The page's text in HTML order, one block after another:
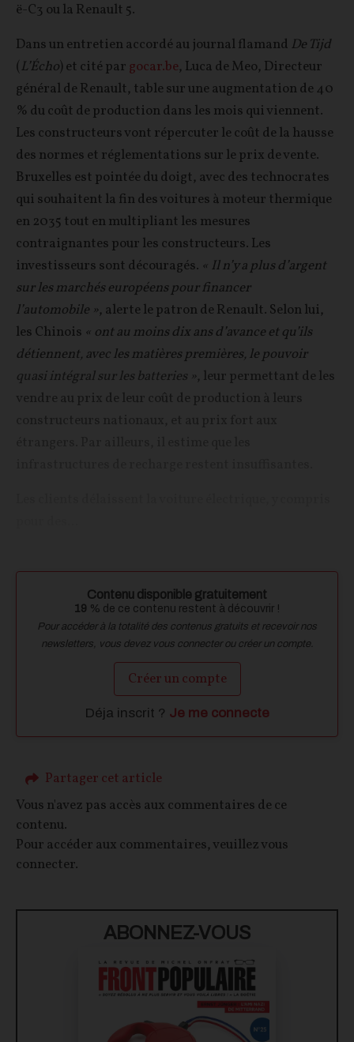
ë-C3 ou la Renault 5.
Dans un entretien accordé au journal flamand De Tijd
(L’Écho) et cité par gocar.be, Luca de Meo, Directeur
général de Renault, table sur une augmentation de 40
% du coût de production dans les mois qui viennent.
Les constructeurs vont répercuter le coût de la hausse
des normes et réglementations sur le prix de vente.
Bruxelles est pointée du doigt, avec des technocrates
qui souhaitent la fin des voitures à moteur thermique
en 2035 tout en multipliant les mesures
contraignantes pour les constructeurs. Les
investisseurs sont découragés. « Il n’y a plus d’argent
sur les marchés européens pour financer
l’automobile », alerte le patron de Renault. Selon lui,
les Chinois « ont au moins dix ans d’avance et qu’ils
détiennent, avec les matières premières, le pouvoir
quasi intégral sur les batteries », leur permettant de les
vendre au prix de leur coût de production à leurs
Contenu disponible gratuitement
19 % de ce contenu restent à découvrir !
Pour accéder à la totalité des contenus gratuits et recevoir nos
newsletters, vous devez vous connecter ou créer un compte.
Créer un compte
Déja inscrit ? Je me connecte
Partager cet article
Vous n'avez pas accès aux commentaires de ce
contenu.
Pour accéder aux commentaires, veuillez vous
connecter.
ABONNEZ-VOUS